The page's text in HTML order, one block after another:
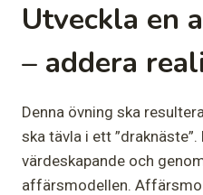
Utveckla en
– addera
Denna övning ska
ska tävla i ett
värdeskapande och
affärsmodellen.